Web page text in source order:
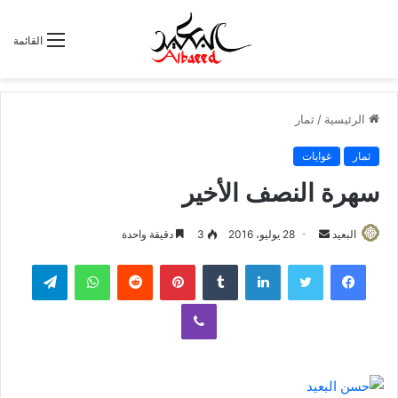
القائمة
الرئيسية / ثمار
ثمار غوايات
سهرة النصف الأخير
البعيد
س
ل
د
28 يوليو، 2016 3 دقيقة واحدة
لينكدإن بينتيريست واتساب
ڤايبر